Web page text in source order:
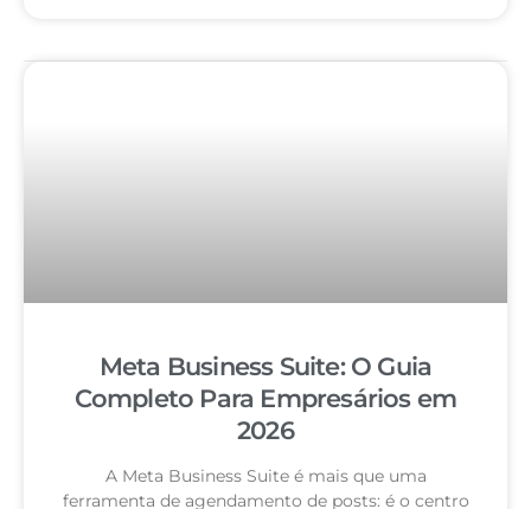
Meta Business Suite: O Guia
Completo Para Empresários em
2026
A Meta Business Suite é mais que uma
ferramenta de agendamento de posts: é o centro